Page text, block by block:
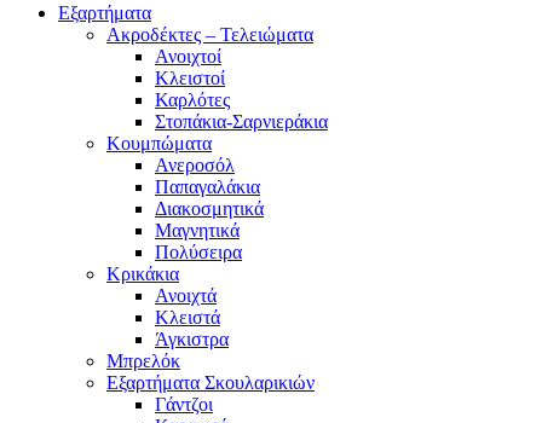
Εξαρτήματα
Ακροδέκτες – Τελειώματα
Ανοιχτοί
Κλειστοί
Καρλότες
Στοπάκια-Σαρνιεράκια
Κουμπώματα
Ανεροσόλ
Παπαγαλάκια
Διακοσμητικά
Μαγνητικά
Πολύσειρα
Κρικάκια
Ανοιχτά
Κλειστά
Άγκιστρα
Μπρελόκ
Εξαρτήματα Σκουλαρικιών
Γάντζοι